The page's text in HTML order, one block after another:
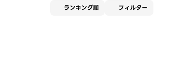
ランキング順 フィルター